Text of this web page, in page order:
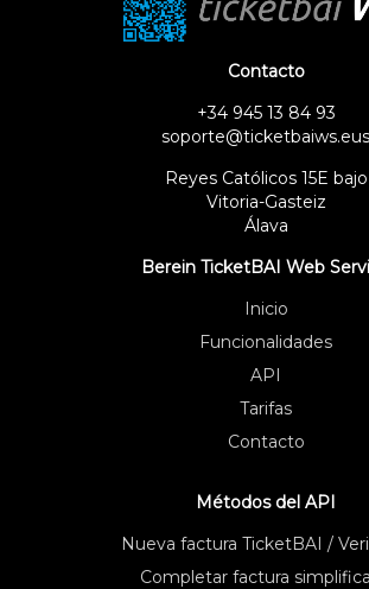
Contacto
+34 945 13 84 93
soporte@ticketbaiws.eus
Reyes Católicos 15E bajo
Vitoria-Gasteiz
Álava
Berein TicketBAI Web
Inicio
Funcionalidades
API
Tarifas
Contacto
Métodos del API
Nueva factura TicketBAI /
Completar factura